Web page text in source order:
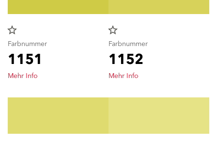
star_border
Farbnummer
1151
Mehr Info
star_border
Farbnummer
1152
Mehr Info